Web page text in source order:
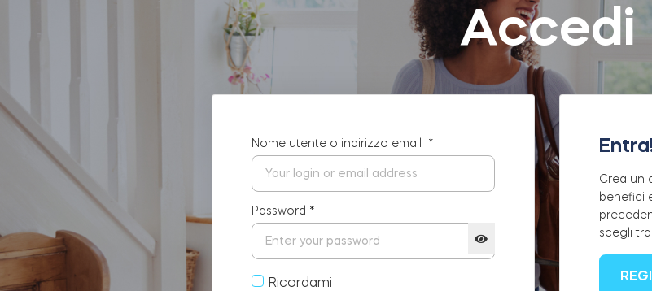
Accedi
Nome utente o indirizzo email *
Password *
Ricordami
Crea un
benefici
scegli